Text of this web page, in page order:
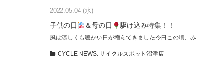
2022.05.04 (水)
子供の日 ＆母の日 駆け込み特集！！
風は涼しくも暖かい日が増えてきました今日この頃、み...
CYCLE NEWS, サイクルスポット沼津店